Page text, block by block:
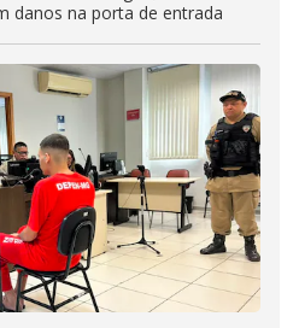
danos na porta de entrada